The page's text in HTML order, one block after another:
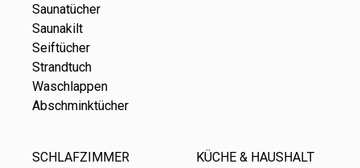
Saunatücher
Saunakilt
Seiftücher
Strandtuch
Waschlappen
Abschminktücher
SCHLAFZIMMER
KÜCHE & HAUSHALT